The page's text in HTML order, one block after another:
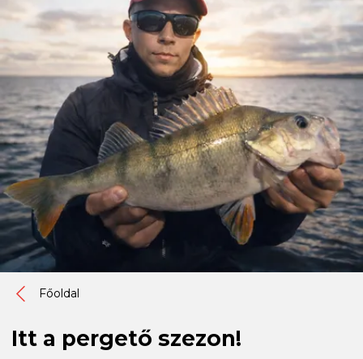
Főoldal
Itt a pergető szezon!